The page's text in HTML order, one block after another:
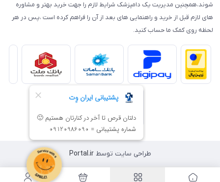
شوند،همچنین مدیریت یک دامپزشک شرایط لازم را جهت خرید بهتر و مشاوره
های لازم قبل از خرید و راهنمایی های بعد از آن را فراهم کرده است ،پس در هر
لحظه روی کمک ما حساب کنید.
طراحی سایت توسطPortal.ir